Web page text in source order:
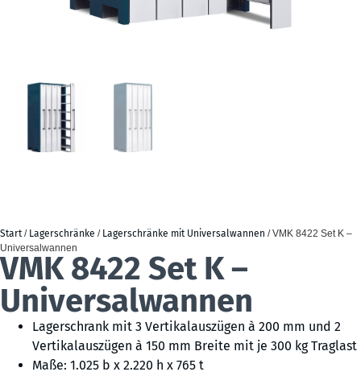
Start/ Lagerschränke / Lagerschränke mit Universalwannen / VMK 8422 Set K –
Universalwannen
VMK 8422 Set K –
Universalwannen
Lagerschrank mit 3 Vertikalauszügen à 200 mm und 2
Vertikalauszügen à 150 mm Breite mit je 300 kg Traglast
Maße: 1.025 b x 2.220 h x 765 t